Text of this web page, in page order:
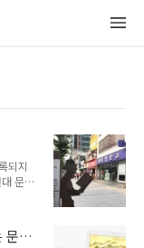
되지
문화
. 어떤
선 신
오
문~